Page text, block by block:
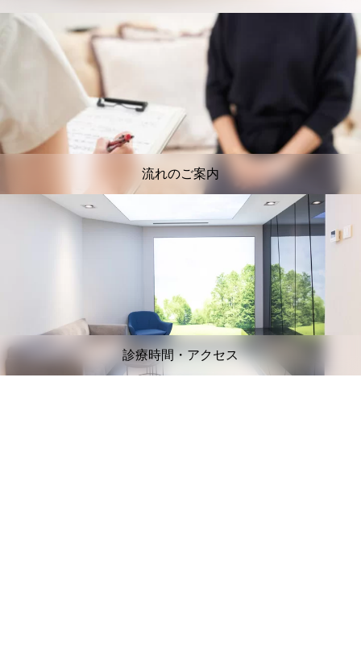
流れのご案内
診療時間・アクセス